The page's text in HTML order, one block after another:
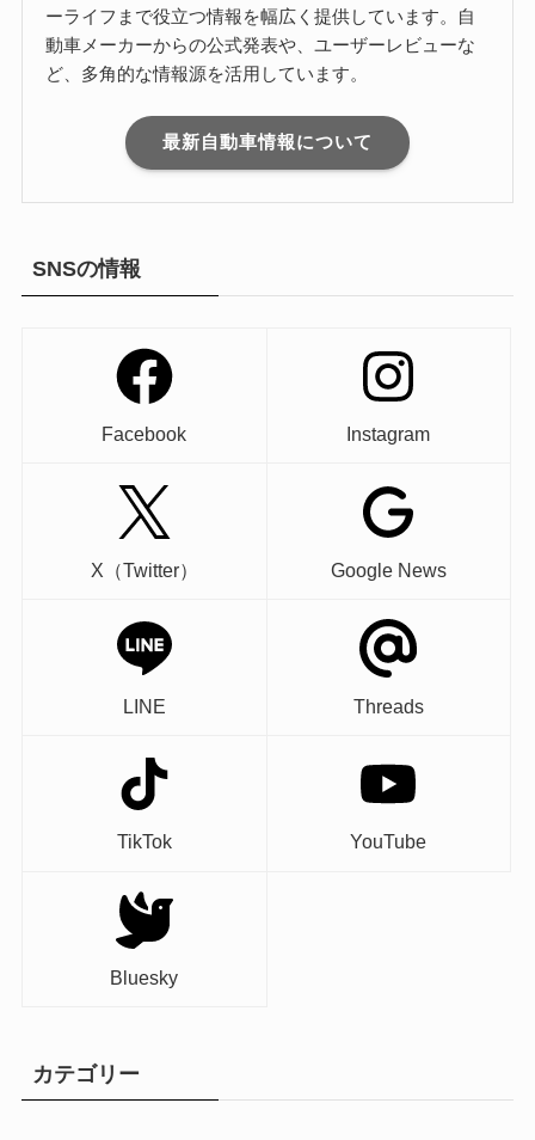
ーライフまで役立つ情報を幅広く提供しています。自
動車メーカーからの公式発表や、ユーザーレビューな
ど、多角的な情報源を活用しています。
最新自動車情報について
SNSの情報
Facebook Instagram
X（Twitter） Google News
LINE Threads
TikTok YouTube
Bluesky
カテゴリー